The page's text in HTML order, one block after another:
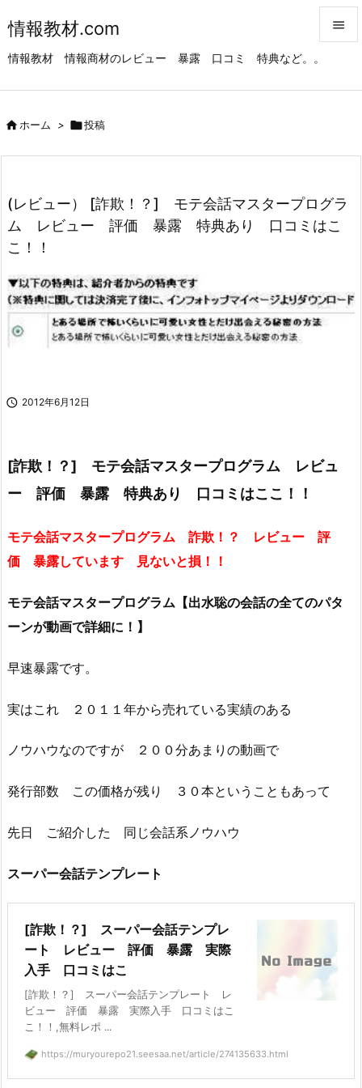
情報教材.com
情報教材 情報商材のレビュー 暴露 口コミ 特典など。。

前へ
次へ

ホーム > 投稿
(レビュー） [詐欺！？] モテ会話マスタープログラ
ム レビュー 評価 暴露 特典あり 口コミはこ
こ！！
 2012年6月12日
[詐欺！？] モテ会話マスタープログラム レビュ
ー 評価 暴露 特典あり 口コミはここ！！
モテ会話マスタープログラム 詐欺！？ レビュー 評
価 暴露しています 見ないと損！！
モテ会話マスタープログラム【出水聡の会話の全てのパタ
ーンが動画で詳細に！】
早速暴露です。
実はこれ ２０１１年から売れている実績のある
ノウハウなのですが ２００分あまりの動画で
発行部数 この価格が残り ３０本ということもあって
先日 ご紹介した 同じ会話系ノウハウ
スーパー会話テンプレート
[詐欺！？] スーパー会話テンプレ
ート レビュー 評価 暴露 実際
入手 口コミはこ
[詐欺！？] スーパー会話テンプレート レ
ビュー 評価 暴露 実際入手 口コミはこ
こ！！,無料レポ ...
https://muryourepo21.seesaa.net/article/274135633.html